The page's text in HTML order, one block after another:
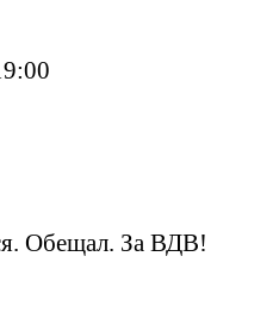
Обещал. За ВДВ!